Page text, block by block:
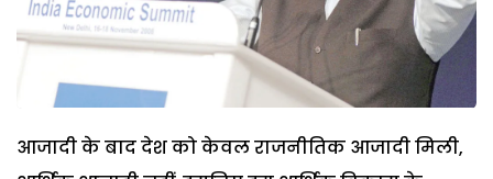
आजादी के बाद देश को केवल राजनीतिक आजादी मिली,